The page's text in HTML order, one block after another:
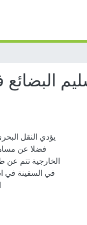
البضائع
يؤدي النقل
الخارجية تتم عن
في السفينة في